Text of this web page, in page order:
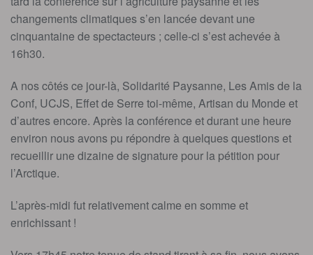
changements climatiques s’en lancée devant une
cinquantaine de spectacteurs ; celle-ci s’est achevée à
16h30.
A nos côtés ce jour-là, Solidarité Paysanne, Les Amis de la
Conf, UCJS, Effet de Serre toi-même, Artisan du Monde et
d’autres encore. Après la conférence et durant une heure
environ nous avons pu répondre à quelques questions et
recueillir une dizaine de signature pour la pétition pour
l’Arctique.
L’après-midi fut relativement calme en somme et
enrichissant !